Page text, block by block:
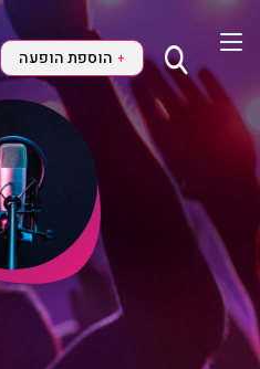
+ הוספת הופעה